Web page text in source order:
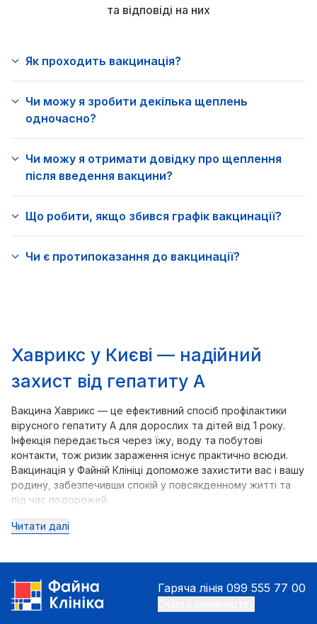
та відповіді на них
Як проходить вакцинація?
Чи можу я зробити декілька щеплень
одночасно?
Чи можу я отримати довідку про щеплення
після введення вакцини?
Що робити, якщо збився графік вакцинації?
Чи є протипоказання до вакцинації?
Хаврикс у Києві — надійний
захист від гепатиту А
Вакцина Хаврикс — це ефективний спосіб профілактики
вірусного гепатиту А для дорослих та дітей від 1 року.
Інфекція передається через їжу, воду та побутові
контакти, тож ризик зараження існує практично всюди.
Вакцинація у Файній Клініці допоможе захистити вас і вашу
родину, забезпечивши спокій у повсякденному житті та
під час подорожей.
Читати далі
Гаряча лінія 099 555 77 00